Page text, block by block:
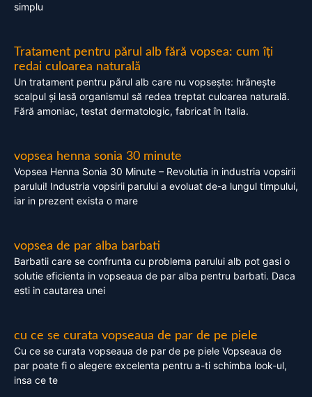
simplu
Tratament pentru părul alb fără vopsea: cum îți
redai culoarea naturală
Un tratament pentru părul alb care nu vopsește: hrănește
scalpul și lasă organismul să redea treptat culoarea naturală.
Fără amoniac, testat dermatologic, fabricat în Italia.
vopsea henna sonia 30 minute
Vopsea Henna Sonia 30 Minute – Revolutia in industria vopsirii
parului! Industria vopsirii parului a evoluat de-a lungul timpului,
iar in prezent exista o mare
vopsea de par alba barbati
Barbatii care se confrunta cu problema parului alb pot gasi o
solutie eficienta in vopseaua de par alba pentru barbati. Daca
esti in cautarea unei
cu ce se curata vopseaua de par de pe piele
Cu ce se curata vopseaua de par de pe piele Vopseaua de
par poate fi o alegere excelenta pentru a-ti schimba look-ul,
insa ce te